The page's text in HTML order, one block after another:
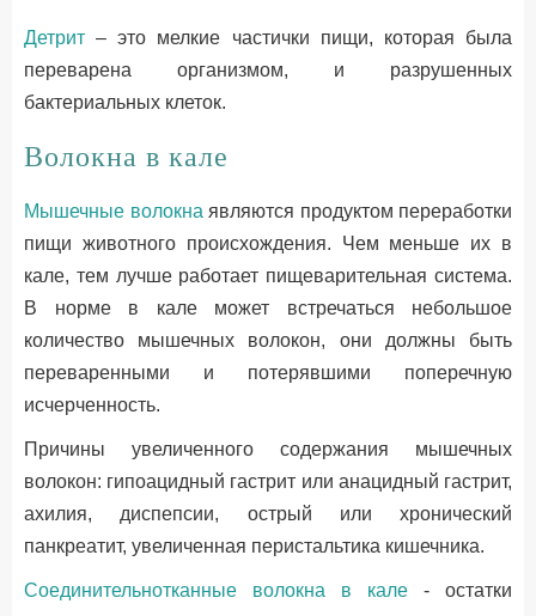
Детрит – это мелкие частички пищи, которая была
переварена организмом, и разрушенных
бактериальных клеток.
Волокна в кале
Мышечные волокна являются продуктом переработки
пищи животного происхождения. Чем меньше их в
кале, тем лучше работает пищеварительная система.
В норме в кале может встречаться небольшое
количество мышечных волокон, они должны быть
переваренными и потерявшими поперечную
исчерченность.
Причины увеличенного содержания мышечных
волокон: гипоацидный гастрит или анацидный гастрит,
ахилия, диспепсии, острый или хронический
панкреатит, увеличенная перистальтика кишечника.
Соединительнотканные волокна в кале - остатки